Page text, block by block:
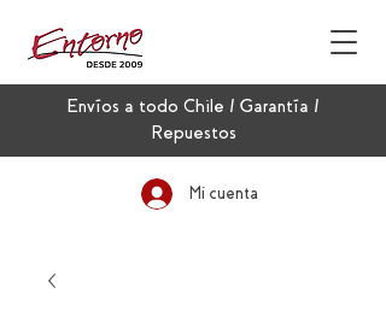
Envíos a todo Chile / Garantía /
Repuestos
Mi cuenta